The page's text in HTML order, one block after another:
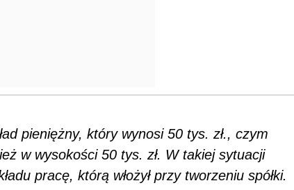
pieniężny, który wynosi 50 tys. zł., czym
w wysokości 50 tys. zł. W takiej sytuacji
pracę, którą włożył przy tworzeniu spółki.